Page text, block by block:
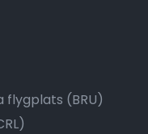
flygplats (BRU)